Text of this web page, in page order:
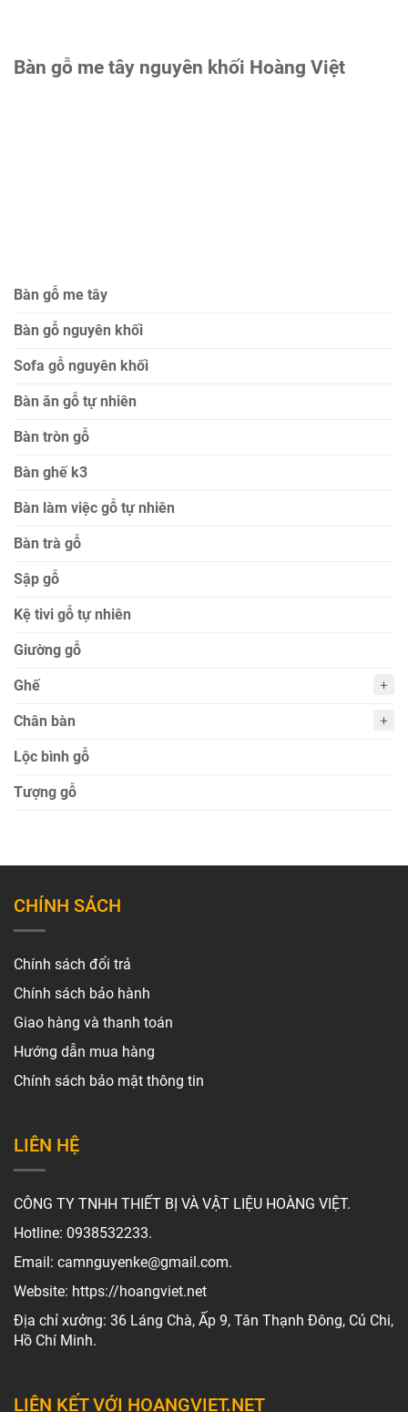
Bàn gỗ me tây nguyên khối Hoàng Việt
Bàn gỗ me tây
Bàn gỗ nguyên khối
Sofa gỗ nguyên khối
Bàn ăn gỗ tự nhiên
Bàn tròn gỗ
Bàn ghế k3
Bàn làm việc gỗ tự nhiên
Bàn trà gỗ
Sập gỗ
Kệ tivi gỗ tự nhiên
Giường gỗ
Ghế
Chân bàn
Lộc bình gỗ
Tượng gỗ
CHÍNH SÁCH
Chính sách đổi trả
Chính sách bảo hành
Giao hàng và thanh toán
Hướng dẫn mua hàng
Chính sách bảo mật thông tin
LIÊN HỆ
CÔNG TY TNHH THIẾT BỊ VÀ VẬT LIỆU HOÀNG VIỆT.
Hotline: 0938532233.
Email: camnguyenke@gmail.com.
Website: https://hoangviet.net
Địa chỉ xưởng: 36 Láng Chà, Ấp 9, Tân Thạnh Đông, Củ Chi,
Hồ Chí Minh.
LIÊN KẾT VỚI HOANGVIET.NET